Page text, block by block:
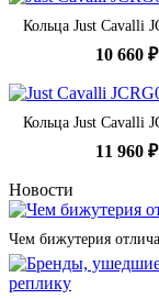
Кольца Just Cavalli
10 660 ₽
Кольца Just Cavalli
11 960 ₽
Новости
Чем бижутерия